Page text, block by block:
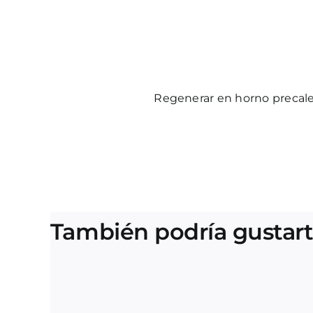
Regenerar en horno
También podría